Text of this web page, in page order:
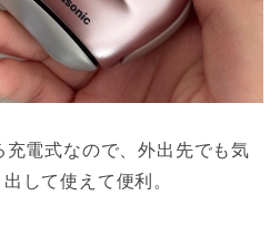
電式なので、外出先でも気
して使えて便利。